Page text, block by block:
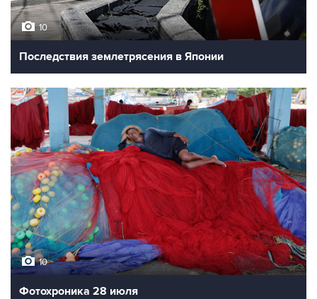
10
Последствия землетрясения в Японии
10
Фотохроника 28 июля